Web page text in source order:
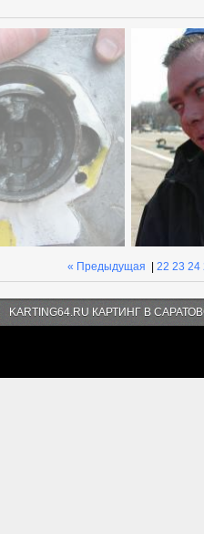
« Предыдущая 22 23 24
KARTING64.RU КАРТИНГ В